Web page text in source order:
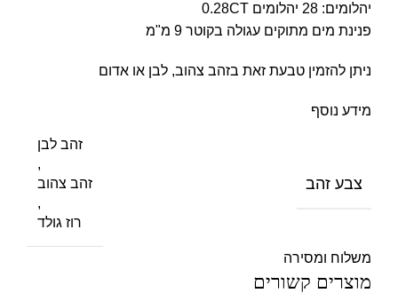
יהלומים: 28 יהלומים 0.28CT
פנינת מים מתוקים עגולה בקוטר 9 מ"מ
ניתן להזמין טבעת זאת בזהב צהוב, לבן או אדום
מידע נוסף
צבע זהב
זהב לבן
,
זהב צהוב
,
רוז גולד
משלוח ומסירה
מוצרים קשורים